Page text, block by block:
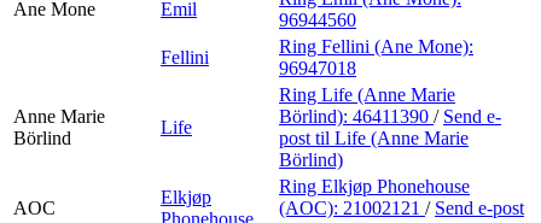
Ane Mone
Emil
96944560
Fellini
Ring Fellini (Ane Mone):
96947018
Anne Marie
Börlind
Life
Ring Life (Anne Marie
Börlind): 46411390 / Send e-
post til Life (Anne Marie
Börlind)
AOC
Elkjøp
Phonehouse
Ring Elkjøp Phonehouse
(AOC): 21002121 / Send e-post